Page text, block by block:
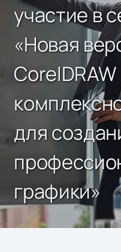
участие в
«Новая
CorelDRAW
для
графики»